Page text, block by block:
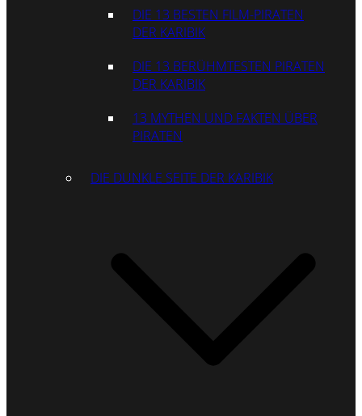
DIE 13 BESTEN FILM-PIRATEN
DER KARIBIK
DIE 13 BERÜHMTESTEN PIRATEN
DER KARIBIK
13 MYTHEN UND FAKTEN ÜBER
PIRATEN
DIE DUNKLE SEITE DER KARIBIK